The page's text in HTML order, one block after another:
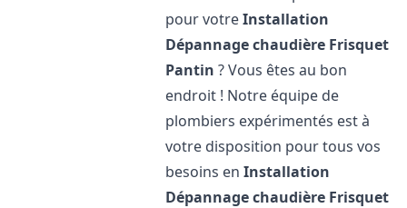
pour votreInstallation
Dépannage chaudière Frisquet
Pantin ? Vous êtes au bon
endroit ! Notre équipe de
plombiers expérimentés est à
votre disposition pour tous vos
besoins enInstallation
Dépannage chaudière Frisquet